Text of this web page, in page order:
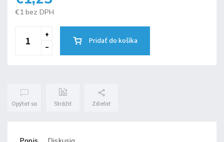
€1 bez DPH
Pridať do košíka
Opýtať sa Strážiť Zdieľať